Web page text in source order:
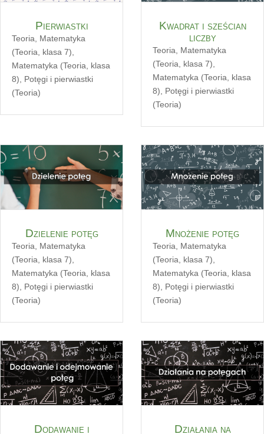
Pierwiastki
Teoria, Matematyka
(Teoria, klasa 7),
Matematyka (Teoria, klasa
8), Potęgi i pierwiastki
(Teoria)
Kwadrat i sześcian
liczby
Teoria, Matematyka
(Teoria, klasa 7),
Matematyka (Teoria, klasa
8), Potęgi i pierwiastki
(Teoria)
Dzielenie potęg
Teoria
Matematyka
(Teoria, klasa 7)
Matematyka (Teoria, klasa
8)
Potęgi i pierwiastki
(Teoria)
Mnożenie potęg
Teoria
Matematyka
(Teoria, klasa 7)
Matematyka (Teoria, klasa
8)
Potęgi i pierwiastki
(Teoria)
Dodawanie i
Działania na